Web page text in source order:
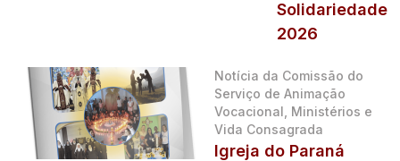
Solidariedade
2026
Notícia da Comissão do
Serviço de Animação
Vocacional, Ministérios e
Vida Consagrada
Igreja do Paraná